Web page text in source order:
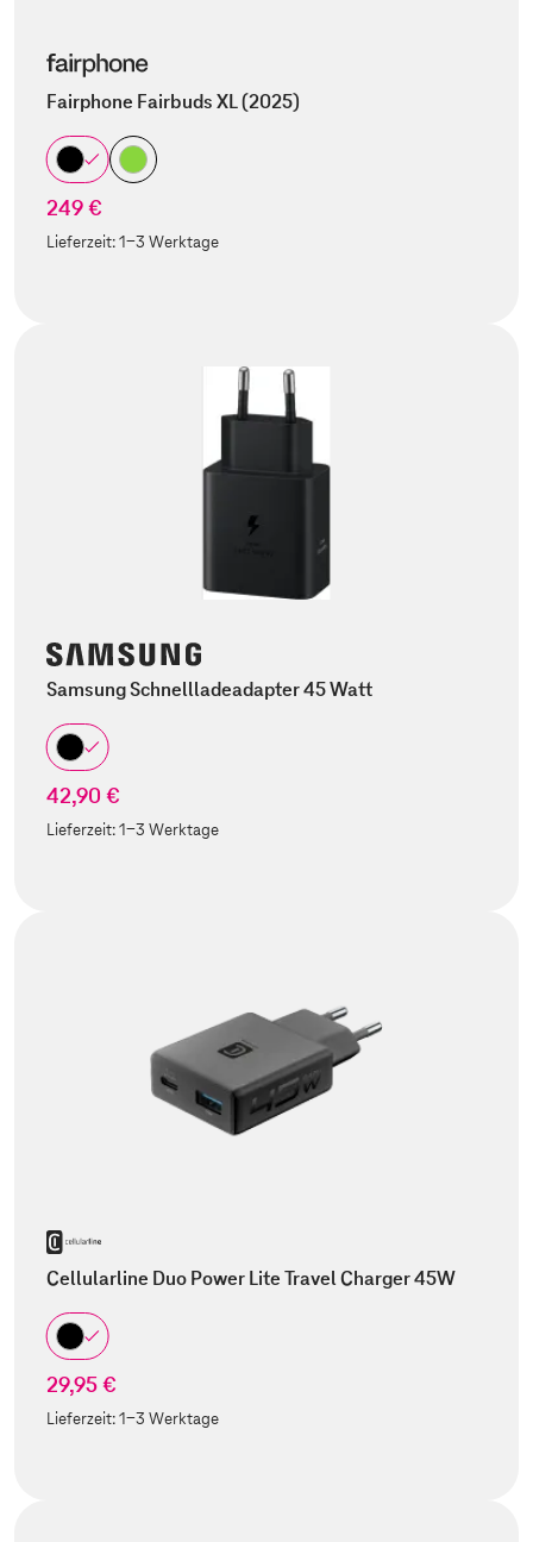
Fairphone Fairbuds XL (2025)
249 €
Lieferzeit:1-3 Werktage
Samsung Schnellladeadapter 45 Watt
42,90 €
Lieferzeit:1-3 Werktage
Cellularline Duo Power Lite Travel Charger 45W
29,95 €
Lieferzeit:1-3 Werktage